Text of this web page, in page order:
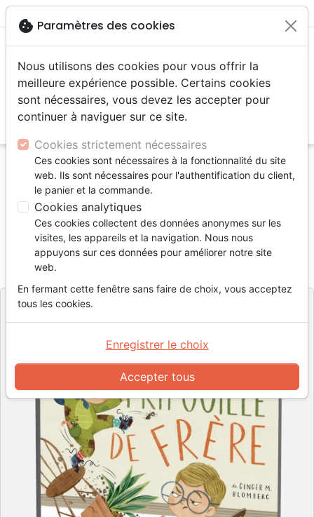
menu
Accueil Jeunesse
Enfants 6 - 9 ans
Oscar et sa fripouille de frère
Oscar et sa fripouille de frère
GINGER M. BLOMBERG
RéférenceBLF7125 EAN9782386571251
Editeur BLF Éditions
cookie Paramètres des cookies
Nous utilisons des cookies pour vous offrir la
meilleure expérience possible. Certains cookies
sont nécessaires, vous devez les accepter pour
continuer à naviguer sur ce site.
Cookies strictement nécessaires
Ces cookies sont nécessaires à la fonctionnalité du site
web. Ils sont nécessaires pour l'authentification du client,
le panier et la commande.
Cookies analytiques
Ces cookies collectent des données anonymes sur les
visites, les appareils et la navigation. Nous nous
appuyons sur ces données pour améliorer notre site
web.
En fermant cette fenêtre sans faire de choix, vous acceptez
tous les cookies.
Accepter tous
Enregistrer le choix